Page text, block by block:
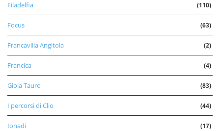
Filadelfia (110)
Focus (63)
Francavilla Angitola (2)
Francica (4)
Gioia Tauro (83)
I percorsi di Clio (44)
Ionadi (17)